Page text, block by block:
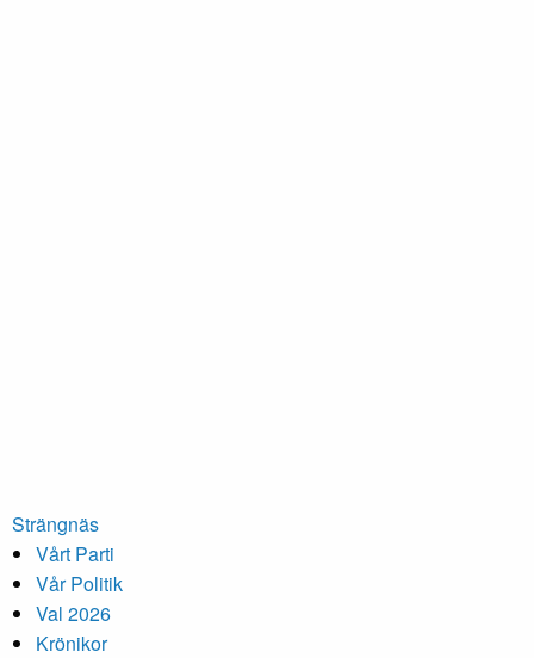
Strängnäs
Vårt Parti
Vår Politik
Val 2026
Krönikor